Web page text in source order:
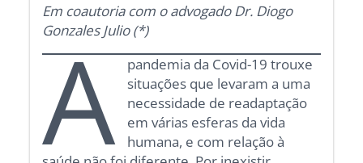
Em coautoria com o advogado Dr. Diogo
Gonzales Julio (*)
A
pandemia da Covid-19 trouxe
situações que levaram a uma
necessidade de readaptação
em várias esferas da vida
humana, e com relação à